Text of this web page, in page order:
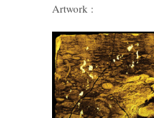
Artwork :